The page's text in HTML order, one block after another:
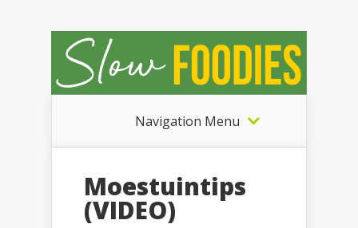
Navigation Menu
Moestuintips
(VIDEO)